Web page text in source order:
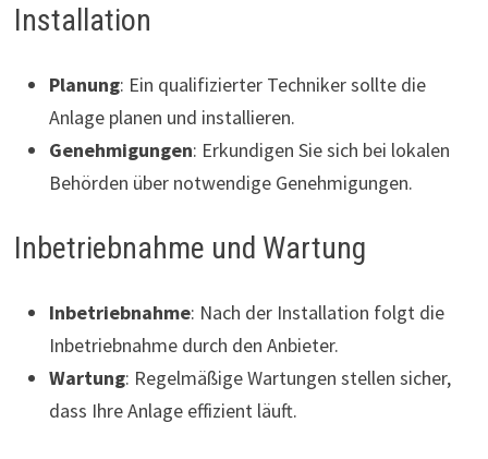
Installation
Planung: Ein qualifizierter Techniker sollte die
Anlage planen und installieren.
Genehmigungen: Erkundigen Sie sich bei lokalen
Behörden über notwendige Genehmigungen.
Inbetriebnahme und Wartung
Inbetriebnahme: Nach der Installation folgt die
Inbetriebnahme durch den Anbieter.
Wartung: Regelmäßige Wartungen stellen sicher,
dass Ihre Anlage effizient läuft.